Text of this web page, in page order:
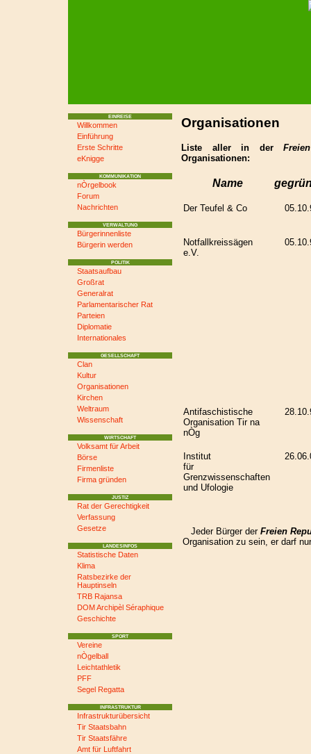
EINREISE
Willkommen
Einführung
Erste Schritte
eKnigge
KOMMUNIKATION
nÒrgelbook
Forum
Nachrichten
VERWALTUNG
Bürgerinnenliste
Bürgerin werden
POLITIK
Staatsaufbau
Großrat
Generalrat
Parlamentarischer Rat
Parteien
Diplomatie
Internationales
GESELLSCHAFT
Clan
Kultur
Organisationen
Kirchen
Weltraum
Wissenschaft
WIRTSCHAFT
Volksamt für Arbeit
Börse
Firmenliste
Firma gründen
JUSTIZ
Rat der Gerechtigkeit
Verfassung
Gesetze
LANDESINFOS
Statistische Daten
Klima
Ratsbezirke der
Hauptinseln
TRB Rajansa
DOM Archipèl Séraphique
Geschichte
SPORT
Vereine
nÒgelball
Leichtathletik
PFF
Segel Regatta
INFRASTRUKTUR
Infrastrukturübersicht
Tir Staatsbahn
Tir Staatsfähre
Amt für Luftfahrt
Organisationen
Liste aller in der
Organisationen:
Name
Der Teufel & Co
Notfallkreissägen
e.V.
Antifaschistische
Organisation Tir na
nÒg
Institut
für
Grenzwissenschaften
und Ufologie
Jeder Bürger der Freien
Organisation zu sein, er darf